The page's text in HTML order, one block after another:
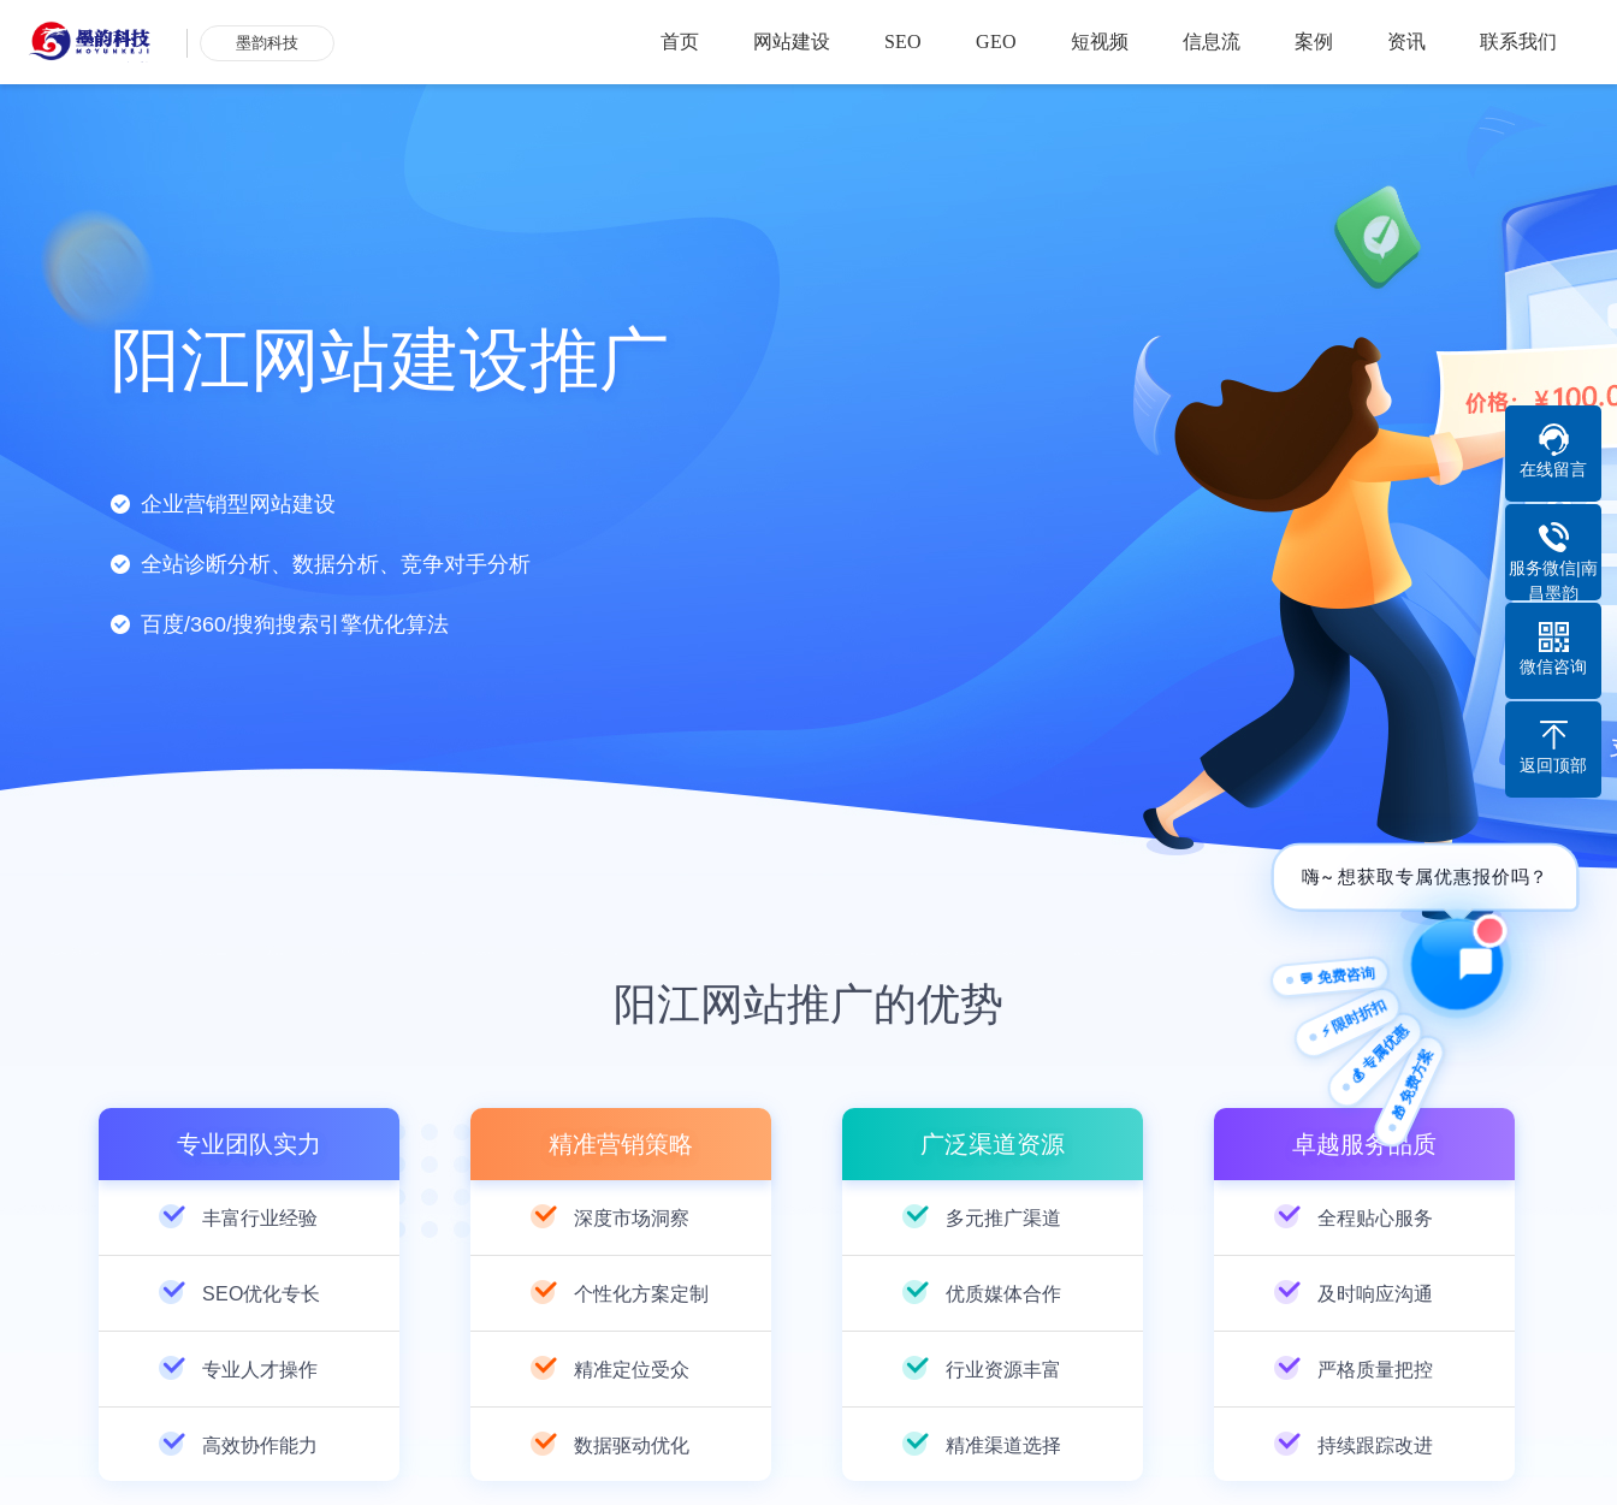
墨韵科技 首页 网站建设 SEO GEO 短视频 信息流 案例 资讯 联系我们
阳江网站建设推广
企业营销型网站建设
全站诊断分析、数据分析、竞争对手分析
百度/360/搜狗搜索引擎优化算法
阳江网站推广的优势
专业团队实力
丰富行业经验
SEO优化专长
专业人才操作
高效协作能力
精准营销策略
深度市场洞察
个性化方案定制
精准定位受众
数据驱动优化
广泛渠道资源
多元推广渠道
优质媒体合作
行业资源丰富
精准渠道选择
卓越服务品质
全程贴心服务
及时响应沟通
严格质量把控
持续跟踪改进
在线留言
服务微信|南
昌墨韵
微信咨询
返回顶部
🎁 免费方案
💰 专属优惠
⚡ 限时折扣
💬 免费咨询
嗨~ 想获取专属优惠报价吗？